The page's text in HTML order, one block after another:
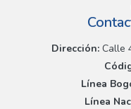
Dirección:Calle
Línea
Línea